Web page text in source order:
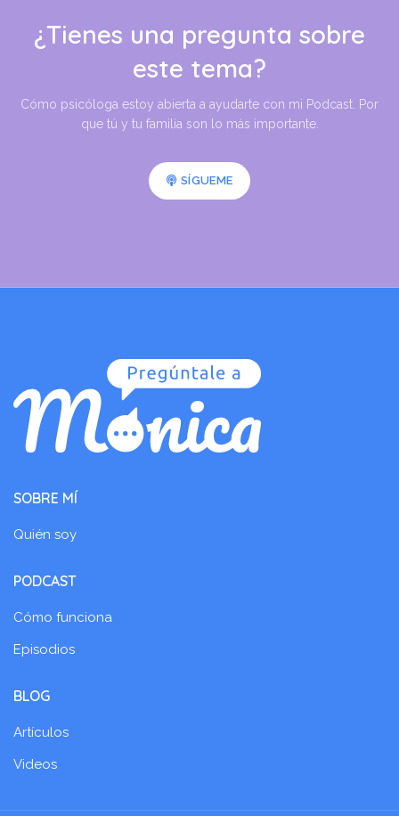
¿Tienes una pregunta sobre
este tema?
Cómo psicóloga estoy abierta a ayudarte con mi Podcast. Por
que tú y tu familia son lo más importante.
SÍGUEME
SOBRE MÍ
Quién soy
PODCAST
Cómo funciona
Episodios
BLOG
Artículos
Videos